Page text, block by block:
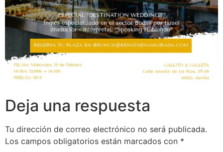
Deja una respuesta
Tu dirección de correo electrónico no será publicada.
Los campos obligatorios están marcados con *